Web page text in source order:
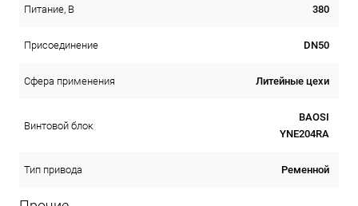
Питание, В 380
Присоединение DN50
Сфера применения Литейные цехи
Винтовой блок
BAOSI
YNE204RA
Тип привода Ременной